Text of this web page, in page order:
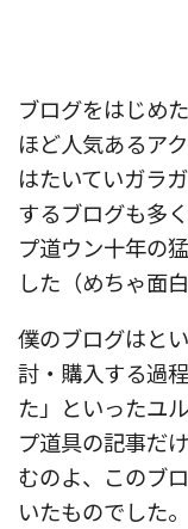
ブログをはじめ
ほど人気あるア
はたいていガラ
するブログも多
プ道ウン十年の
した（めちゃ面
僕のブログはと
討・購入する過
た」といったユ
プ道具の記事だ
むのよ、このブ
いたものでした